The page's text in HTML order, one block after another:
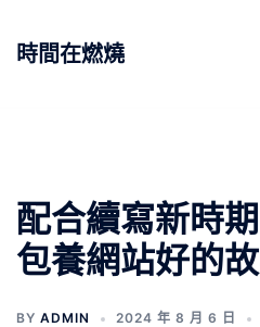
時間在燃燒
配合續寫新時
包養網站好的
BY ADMIN 2024 年 8 月 6 日